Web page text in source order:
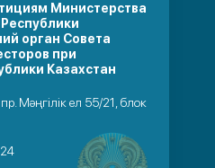
Министерства
орган Совета
при
Казахстан
Мәңгілік ел 55/21, блок